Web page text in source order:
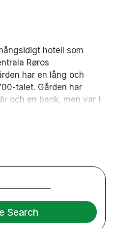
hotell som
Røros
har en lång och
talet. Gården har
och en bank, men var i
industrier, gruvdrift och
TV och gratis WiFi.
Här används råvaror av
där
står i fokus. När du
du att känna med
Search